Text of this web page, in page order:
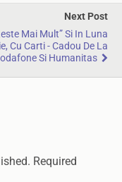
Next Post
Mai Mult” Si In Luna
Cu Carti - Cadou De La
Si Humanitas
Required